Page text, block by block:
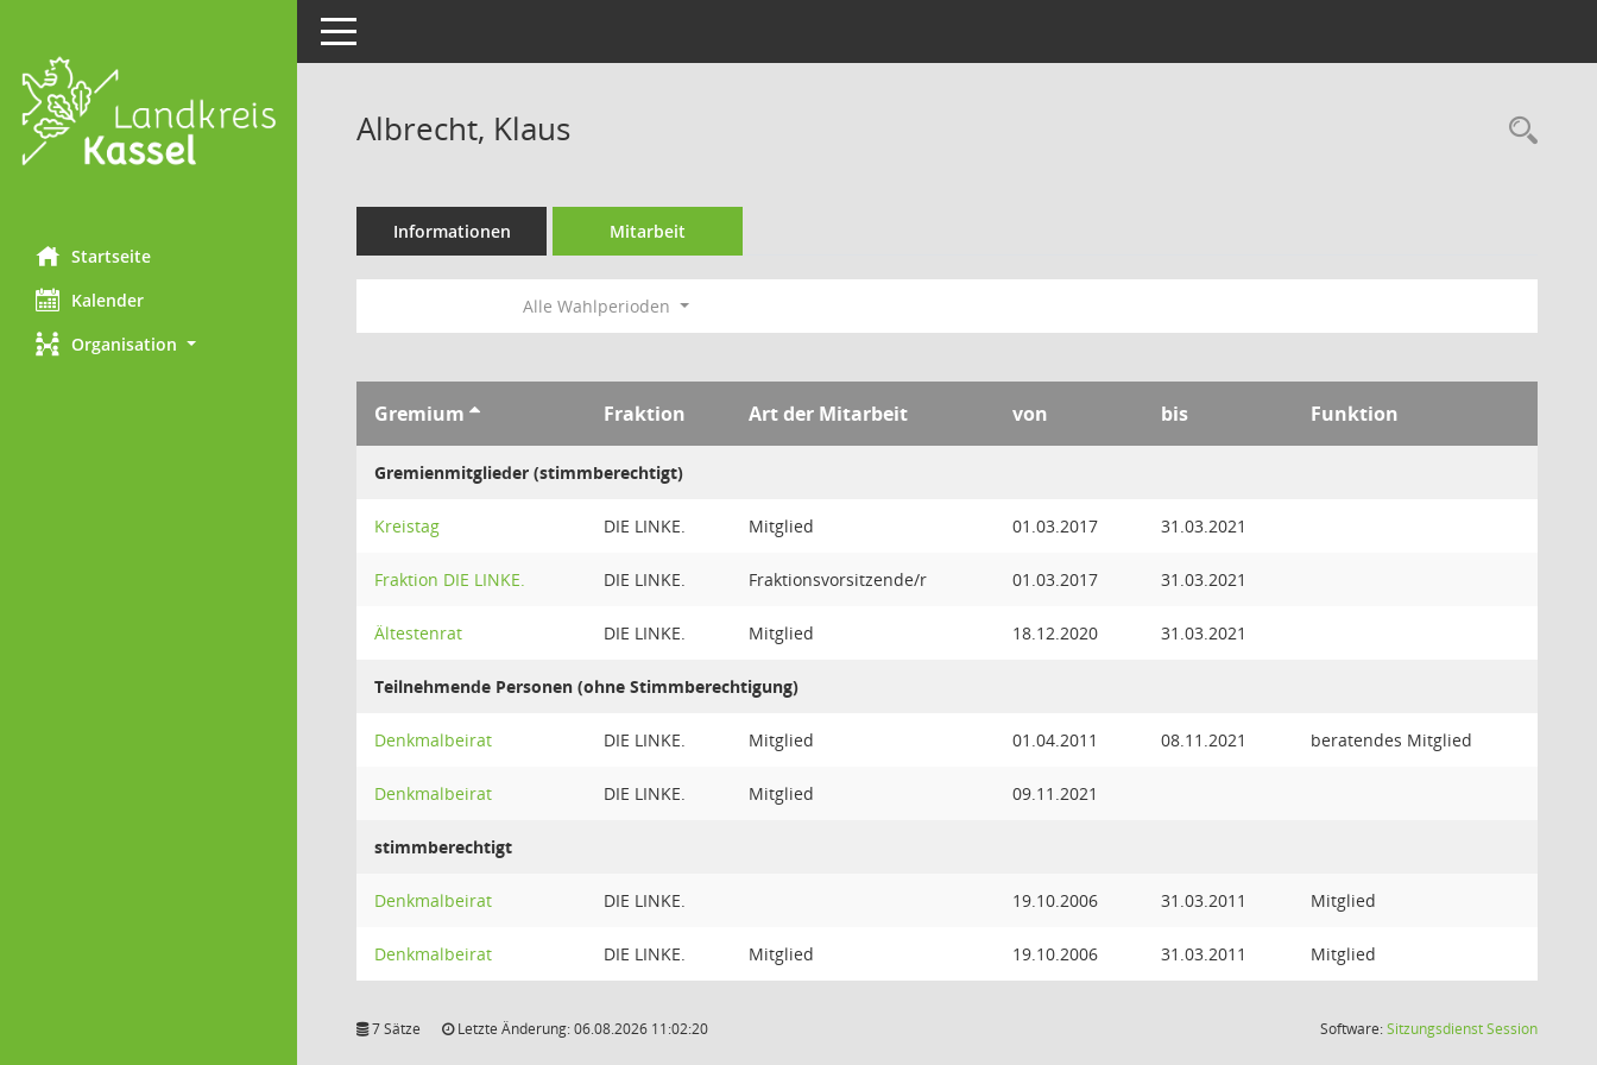
Startseite
Kalender
Organisation
Toggle navigation
Albrecht, Klaus
Informationen Mitarbeit
Alle Wahlperioden
Gremium Fraktion Art der Mitarbeit von bis Funktion
Gremienmitglieder (stimmberechtigt)
Kreistag DIE LINKE. Mitglied 01.03.2017 31.03.2021
Fraktion DIE LINKE. DIE LINKE. Fraktionsvorsitzende/r 01.03.2017 31.03.2021
Ältestenrat DIE LINKE. Mitglied 18.12.2020 31.03.2021
Teilnehmende Personen (ohne Stimmberechtigung)
Denkmalbeirat DIE LINKE. Mitglied 01.04.2011 08.11.2021 beratendes Mitglied
Denkmalbeirat DIE LINKE. Mitglied 09.11.2021
stimmberechtigt
Denkmalbeirat DIE LINKE. 19.10.2006 31.03.2011 Mitglied
Denkmalbeirat DIE LINKE. Mitglied 19.10.2006 31.03.2011 Mitglied
7 Sätze Letzte Änderung: 06.08.2026 11:02:20 Software:SitzungsdienstSession(Wird in